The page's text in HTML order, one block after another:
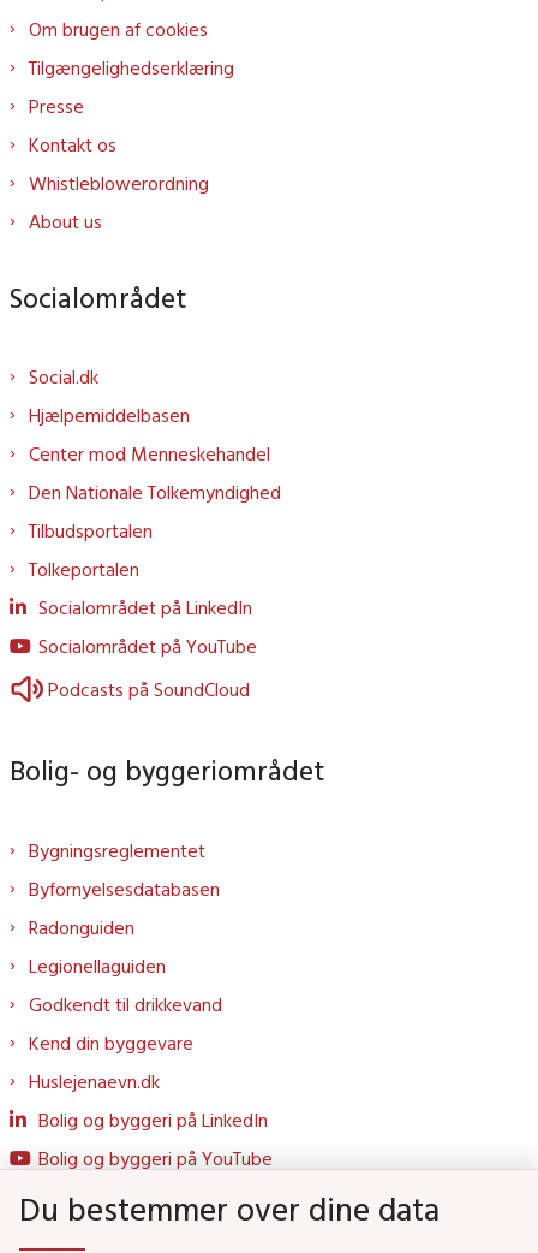
Om brugen af cookies
Tilgængelighedserklæring
Presse
Kontakt os
Whistleblowerordning
About us
Socialområdet
Social.dk
Hjælpemiddelbasen
Center mod Menneskehandel
Den Nationale Tolkemyndighed
Tilbudsportalen
Tolkeportalen
Socialområdet på LinkedIn
Socialområdet på YouTube
Podcasts på SoundCloud
Bolig- og byggeriområdet
Bygningsreglementet
Byfornyelsesdatabasen
Radonguiden
Legionellaguiden
Godkendt til drikkevand
Kend din byggevare
Huslejenaevn.dk
Bolig og byggeri på LinkedIn
Bolig og byggeri på YouTube
Du bestemmer over dine data